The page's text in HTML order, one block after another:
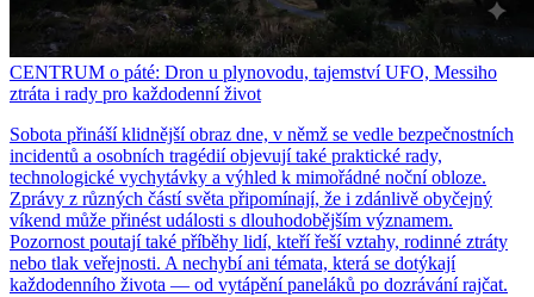
CENTRUM o páté: Dron u plynovodu, tajemství UFO, Messiho
ztráta i rady pro každodenní život
Sobota přináší klidnější obraz dne, v němž se vedle bezpečnostních
incidentů a osobních tragédií objevují také praktické rady,
technologické vychytávky a výhled k mimořádné noční obloze.
Zprávy z různých částí světa připomínají, že i zdánlivě obyčejný
víkend může přinést události s dlouhodobějším významem.
Pozornost poutají také příběhy lidí, kteří řeší vztahy, rodinné ztráty
nebo tlak veřejnosti. A nechybí ani témata, která se dotýkají
každodenního života — od vytápění paneláků po dozrávání rajčat.